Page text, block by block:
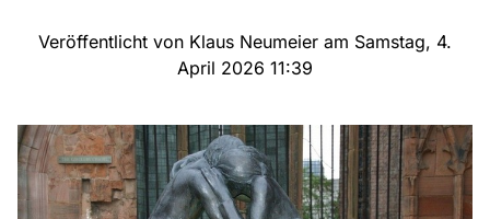
Veröffentlicht von Klaus Neumeier am Samstag, 4.
April 2026 11:39